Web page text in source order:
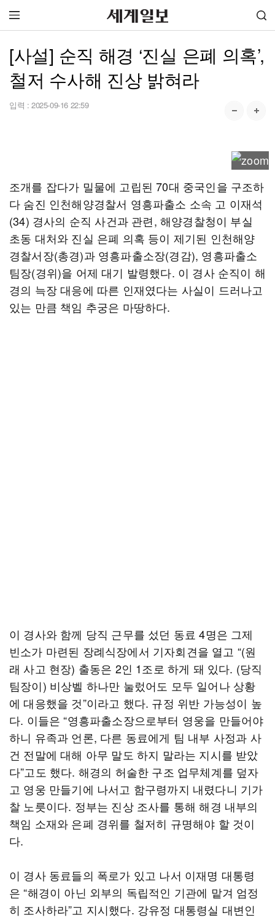
[사설] 순직 해경 ‘진실 은폐 의혹’,
철저 수사해 진상 밝혀라
입력 : 2025-09-16 22:59
조개를 잡다가 밀물에 고립된 70대 중국인을 구조하
다 숨진 인천해양경찰서 영흥파출소 소속 고 이재석
(34) 경사의 순직 사건과 관련, 해양경찰청이 부실
초동 대처와 진실 은폐 의혹 등이 제기된 인천해양
경찰서장(총경)과 영흥파출소장(경감), 영흥파출소
팀장(경위)을 어제 대기 발령했다. 이 경사 순직이 해
경의 늑장 대응에 따른 인재였다는 사실이 드러나고
있는 만큼 책임 추궁은 마땅하다.
이 경사와 함께 당직 근무를 섰던 동료 4명은 그제
빈소가 마련된 장례식장에서 기자회견을 열고 “(원
래 사고 현장) 출동은 2인 1조로 하게 돼 있다. (당직
팀장이) 비상벨 하나만 눌렀어도 모두 일어나 상황
에 대응했을 것”이라고 했다. 규정 위반 가능성이 높
다. 이들은 “영흥파출소장으로부터 영웅을 만들어야
하니 유족과 언론, 다른 동료에게 팀 내부 사정과 사
건 전말에 대해 아무 말도 하지 말라는 지시를 받았
다”고도 했다. 해경의 허술한 구조 업무체계를 덮자
고 영웅 만들기에 나서고 함구령까지 내렸다니 기가
찰 노릇이다. 정부는 진상 조사를 통해 해경 내부의
책임 소재와 은폐 경위를 철저히 규명해야 할 것이
다.
이 경사 동료들의 폭로가 있고 나서 이재명 대통령
은 “해경이 아닌 외부의 독립적인 기관에 맡겨 엄정
히 조사하라”고 지시했다. 강유정 대통령실 대변인